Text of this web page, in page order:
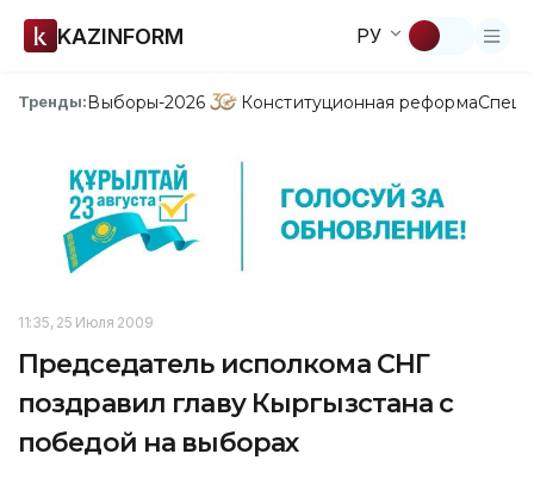
KAZINFORM РУ
Тренды:Выборы-2026 Конституционная реформа
11:35, 25 Июля 2009
Председатель исполкома СНГ
поздравил главу Кыргызстана с
победой на выборах